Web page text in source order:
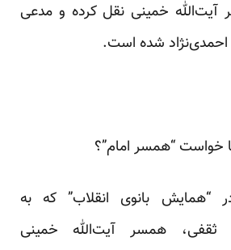
آیت‌الله خمینی نقل کرده و مدعی
احمدی‌نژاد شده است.
خواست “همسر امام”؟
“همایش بانوی انقلاب” که به
ثقفی، همسر آیت‌الله خمینی